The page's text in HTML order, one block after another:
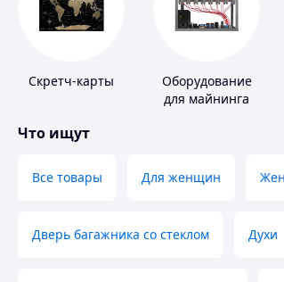
Скретч-карты
Оборудование
для майнинга
Что ищут
Все товары Для женщин
Дверь багажника со стеклом Духи